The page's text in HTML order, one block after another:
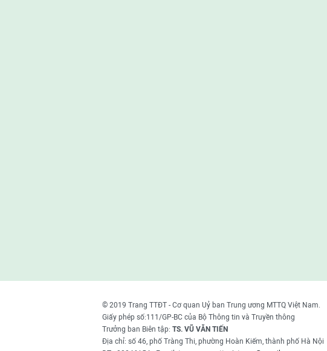
© 2019 Trang TTĐT - Cơ quan Uỷ ban Trung ương MTTQ Việt Nam.
Giấy phép số:111/GP-BC của Bộ Thông tin và Truyền thông
Trưởng ban Biên tập: TS. VŨ VĂN TIẾN
Địa chỉ: số 46, phố Tràng Thi, phường Hoàn Kiếm, thành phố Hà Nội